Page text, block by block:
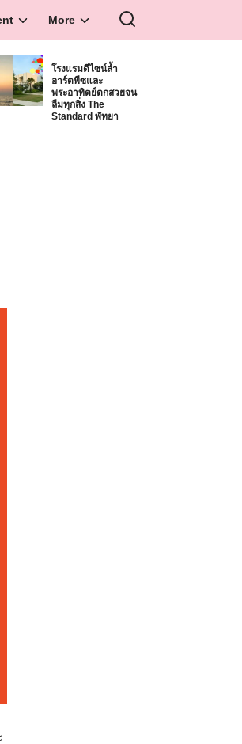
More
โรงแรมดีไซน์ล้ำ
อาร์ตพีซและ
พระอาทิตย์ตกสวยจน
ลืมทุกสิ่ง The
Standard พัทยา